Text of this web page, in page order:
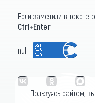
Если заметили в тексте
Ctrl+Enter
null
Пользуясь сайтом, вы